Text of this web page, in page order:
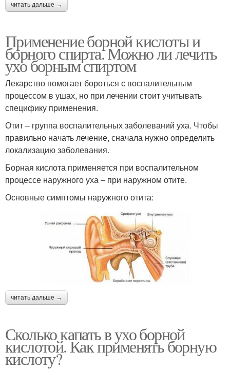
читать дальше →
Применение борной кислоты и
борного спирта. Можно ли лечить
ухо борным спиртом
Лекарство помогает бороться с воспалительным
процессом в ушах, но при лечении стоит учитывать
специфику применения.
Отит – группа воспалительных заболеваний уха. Чтобы
правильно начать лечение, сначала нужно определить
локализацию заболевания.
Борная кислота применяется при воспалительном
процессе наружного уха – при наружном отите.
Основные симптомы наружного отита:
читать дальше →
Сколько капать в ухо борной
кислотой. Как применять борную
кислоту?